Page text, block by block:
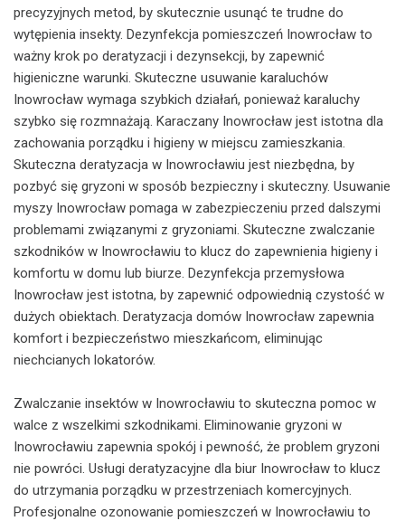
precyzyjnych metod, by skutecznie usunąć te trudne do
wytępienia insekty. Dezynfekcja pomieszczeń Inowrocław to
ważny krok po deratyzacji i dezynsekcji, by zapewnić
higieniczne warunki. Skuteczne usuwanie karaluchów
Inowrocław wymaga szybkich działań, ponieważ karaluchy
szybko się rozmnażają. Karaczany Inowrocław jest istotna dla
zachowania porządku i higieny w miejscu zamieszkania.
Skuteczna deratyzacja w Inowrocławiu jest niezbędna, by
pozbyć się gryzoni w sposób bezpieczny i skuteczny. Usuwanie
myszy Inowrocław pomaga w zabezpieczeniu przed dalszymi
problemami związanymi z gryzoniami. Skuteczne zwalczanie
szkodników w Inowrocławiu to klucz do zapewnienia higieny i
komfortu w domu lub biurze. Dezynfekcja przemysłowa
Inowrocław jest istotna, by zapewnić odpowiednią czystość w
dużych obiektach. Deratyzacja domów Inowrocław zapewnia
komfort i bezpieczeństwo mieszkańcom, eliminując
niechcianych lokatorów.
Zwalczanie insektów w Inowrocławiu to skuteczna pomoc w
walce z wszelkimi szkodnikami. Eliminowanie gryzoni w
Inowrocławiu zapewnia spokój i pewność, że problem gryzoni
nie powróci. Usługi deratyzacyjne dla biur Inowrocław to klucz
do utrzymania porządku w przestrzeniach komercyjnych.
Profesjonalne ozonowanie pomieszczeń w Inowrocławiu to